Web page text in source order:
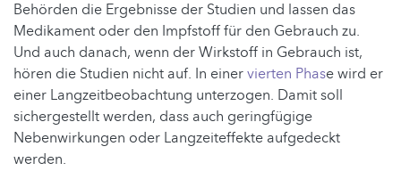
Behörden die Ergebnisse der Studien und lassen das
Medikament oder den Impfstoff für den Gebrauch zu.
Und auch danach, wenn der Wirkstoff in Gebrauch ist,
hören die Studien nicht auf. In einervierten Phase wird er
einer Langzeitbeobachtung unterzogen. Damit soll
sichergestellt werden, dass auch geringfügige
Nebenwirkungen oder Langzeiteffekte aufgedeckt
werden.